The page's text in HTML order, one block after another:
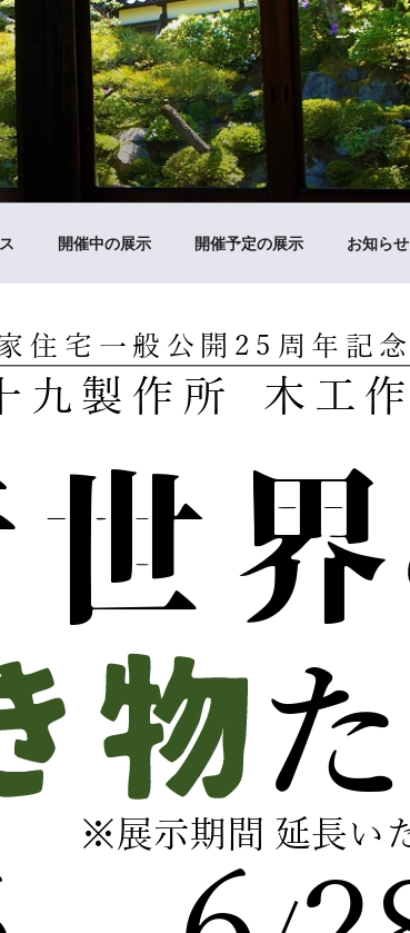
開催中の展示 開催予定の展示 お知らせ